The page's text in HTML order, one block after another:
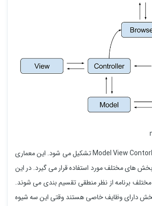
Mvc از سه کلمه Model View Contorller تشکیل می شود. این معماری
های مختلف مورد استفاده قرار می گیرد. در این
برنامه از نظر منطقی تقسیم بندی می شوند.
دارای وظایف خاصی هستند وقتی این سه شیوه